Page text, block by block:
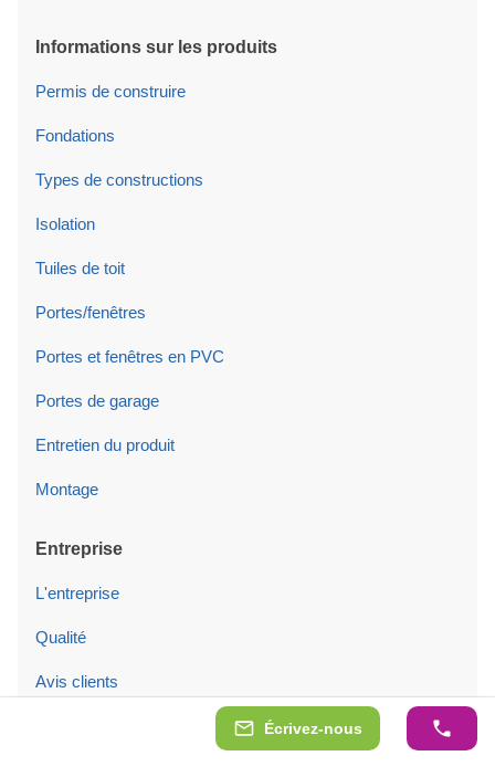
Écrivez-nous
Informations sur les produits
Permis de construire
Fondations
Types de constructions
Isolation
Tuiles de toit
Portes/fenêtres
Portes et fenêtres en PVC
Portes de garage
Entretien du produit
Montage
Entreprise
L'entreprise
Qualité
Avis clients